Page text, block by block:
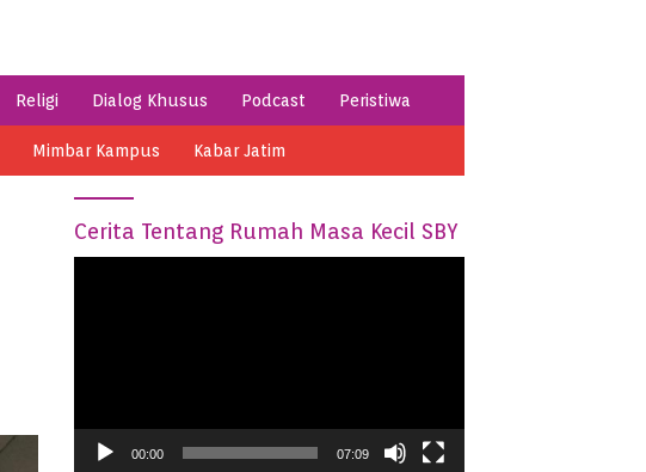
Religi Dialog Khusus Podcast Peristiwa
Mimbar Kampus Kabar Jatim
Cerita Tentang Rumah Masa Kecil SBY
00:00 07:09